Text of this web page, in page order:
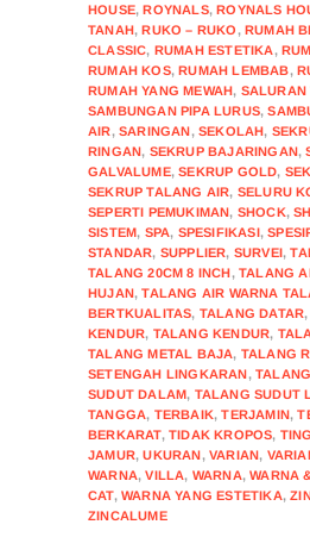
HOUSE,ROYNALS,ROYNALS
TANAH,RUKO – RUKO ,RUMAH
CLASSIC, RUMAH ESTETIKA,
RUMAH KOS,RUMAH LEMBAB,
RUMAH YANG MEWAH, SALURAN
SAMBUNGAN PIPA LURUS,
AIR,SARINGAN,SEKOLAH,
RINGAN, SEKRUP BAJARINGAN,
GALVALUME,SEKRUP GOLD,
SEKRUP TALANG AIR, SELURU
SEPERTI PEMUKIMAN, SHOCK,
SISTEM, SPA, SPESIFIKASI,
STANDAR, SUPPLIER, SURVEI,
TALANG 20CM 8 INCH,TALANG
HUJAN,TALANG AIR WARNA
BERTKUALITAS, TALANG DATAR,
KENDUR, TALANG KENDUR,
TALANG METAL BAJA, TALANG
SETENGAH LINGKARAN,
SUDUT DALAM, TALANG SUDUT
TANGGA, TERBAIK,TERJAMIN,
BERKARAT,TIDAK KROPOS,
JAMUR,UKURAN,VARIAN,
WARNA,VILLA, WARNA,WARNA
CAT,WARNA YANG ESTETIKA,
ZINCALUME